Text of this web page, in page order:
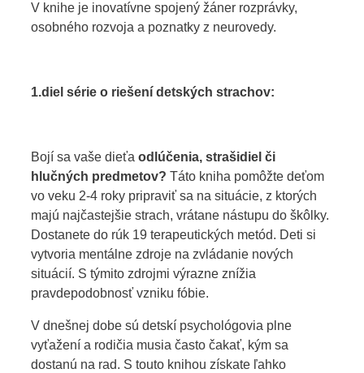
V knihe je inovatívne spojený žáner rozprávky,
osobného rozvoja a poznatky z neurovedy.
1.diel série o riešení detských strachov:
Bojí sa vaše dieťa odlúčenia, strašidiel či
hlučných predmetov? Táto kniha pomôžte deťom
vo veku 2-4 roky pripraviť sa na situácie, z ktorých
majú najčastejšie strach, vrátane nástupu do škôlky.
Dostanete do rúk 19 terapeutických metód. Deti si
vytvoria mentálne zdroje na zvládanie nových
situácií. S týmito zdrojmi výrazne znížia
pravdepodobnosť vzniku fóbie.
V dnešnej dobe sú detskí psychológovia plne
vyťažení a rodičia musia často čakať, kým sa
dostanú na rad. S touto knihou získate ľahko